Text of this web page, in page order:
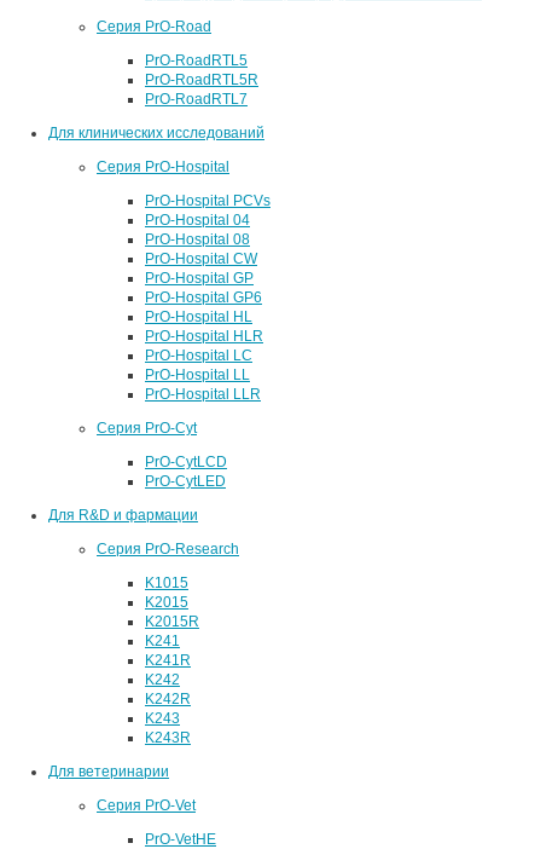
Серия PrO-Road
PrO-RoadRTL5
PrO-RoadRTL5R
PrO-RoadRTL7
Для клинических исследований
Серия PrO-Hospital
PrO-Hospital PCVs
PrO-Hospital 04
PrO-Hospital 08
PrO-Hospital CW
PrO-Hospital GP
PrO-Hospital GP6
PrO-Hospital HL
PrO-Hospital HLR
PrO-Hospital LC
PrO-Hospital LL
PrO-Hospital LLR
Серия PrO-Cyt
PrO-CytLCD
PrO-CytLED
Для R&D и фармации
Серия PrO-Research
K1015
K2015
K2015R
K241
K241R
K242
K242R
K243
K243R
Для ветеринарии
Серия PrO-Vet
PrO-VetHE